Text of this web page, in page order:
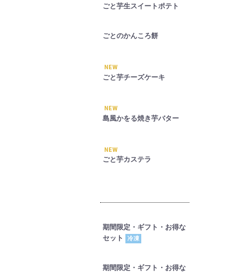
ごと芋生スイートポテト
ごとのかんころ餅
ごと芋チーズケーキ
島風かをる焼き芋バター
ごと芋カステラ
期間限定・ギフト・お得な
セット
冷凍
期間限定・ギフト・お得な